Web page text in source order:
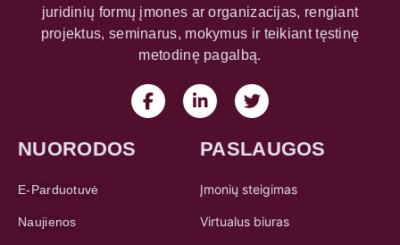
juridinių formų įmones ar organizacijas, rengiant
projektus, seminarus, mokymus ir teikiant tęstinę
metodinę pagalbą.
NUORODOS
E-Parduotuvė
Naujienos
PASLAUGOS
Įmonių steigimas
Virtualus biuras